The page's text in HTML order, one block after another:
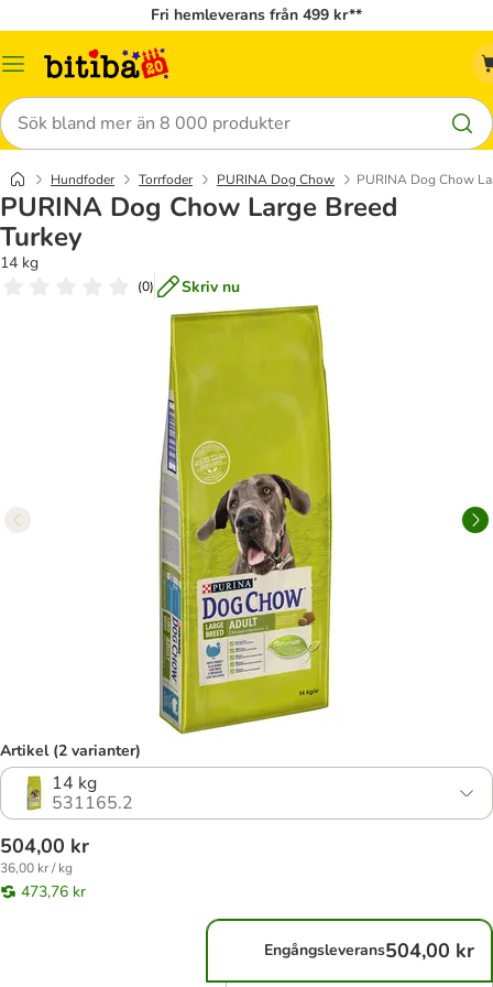
Fri hemleverans från 499 kr**
Meny
Sök
Hundfoder Torrfoder PURINA Dog Chow PURINA Dog Chow
PURINA Dog Chow Large Breed
Turkey
14 kg
(0) Skriv nu
Artikel (2 varianter)
14 kg
531165.2
504,00 kr
36,00 kr / kg
473,76 kr
Engångsleverans504,00 kr